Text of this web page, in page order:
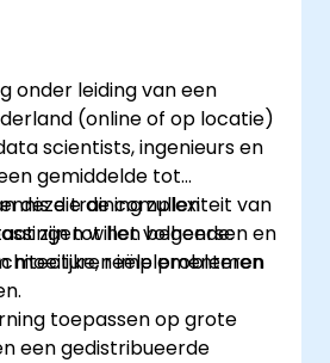
en
bespreken.
onder leiding van een
(online of op locatie)
scientists, ingenieurs en
gemiddelde tot
die de complexiteit van
willen beheersen en
moeilijke, reële problemen
deze training zullen
zijn tot het volgende:
implementeren
toepassen op grote
een gedistribueerde